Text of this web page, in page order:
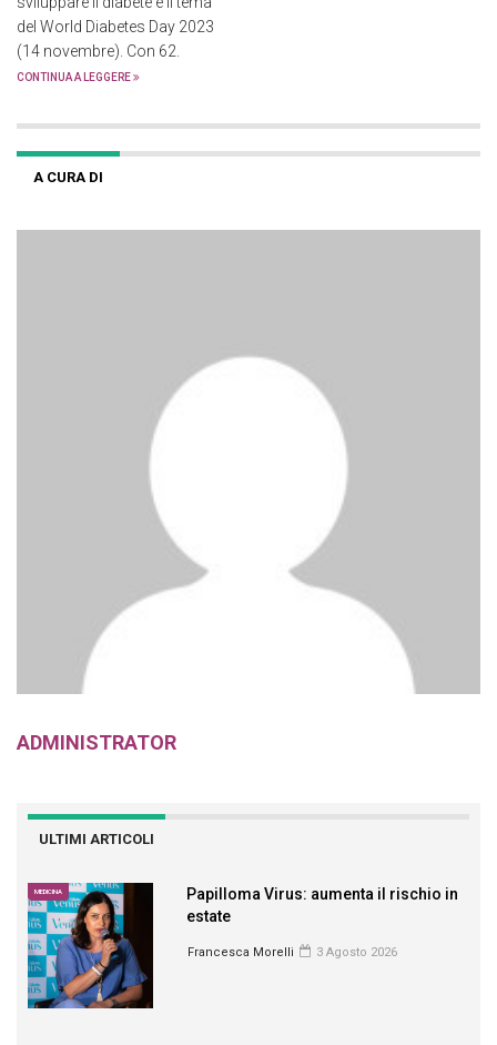
del World Diabetes Day 2023
(14 novembre). Con 62.
CONTINUA A LEGGERE
A CURA DI
ADMINISTRATOR
ULTIMI ARTICOLI
MEDICINA
Papilloma Virus: aumenta il rischio in
estate
Francesca Morelli 3 Agosto 2026